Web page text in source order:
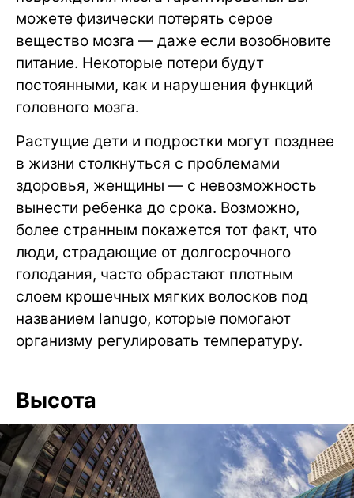
можете физически потерять серое
вещество мозга — даже если возобновите
питание. Некоторые потери будут
постоянными, как и нарушения функций
головного мозга.
Растущие дети и подростки могут позднее
в жизни столкнуться с проблемами
здоровья, женщины — с невозможность
вынести ребенка до срока. Возможно,
более странным покажется тот факт, что
люди, страдающие от долгосрочного
голодания, часто обрастают плотным
слоем крошечных мягких волосков под
названием lanugo, которые помогают
организму регулировать температуру.
Высота